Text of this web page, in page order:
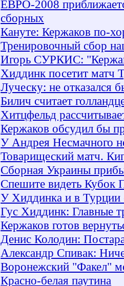
ЕВРО-2008
сборных
Кануте: Кержаков по-
Тренировочный сбор
Игорь СУРКИС:
Хиддинк посетит
Луческу: не отказался
Билич считает
Хитцфельд
Кержаков обсудил бы
У Андрея Несмачного
Товарищеский матч.
Сборная Украины
Спешите видеть Кубок
У Хиддинка и в Турции
Гус Хиддинк: Главные
Кержаков готов
Денис Колодин:
Александр Спивак:
Воронежский "Факел"
Красно-белая паутина